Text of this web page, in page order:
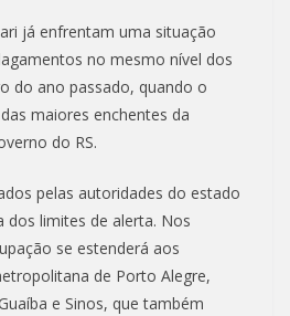
já enfrentam uma situação
no mesmo nível dos
do ano passado, quando o
maiores enchentes da
do RS.
pelas autoridades do estado
dos limites de alerta. Nos
se estenderá aos
de Porto Alegre,
e Sinos, que também